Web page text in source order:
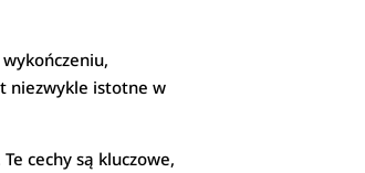
niezwykle istotne w
Te cechy są kluczowe,